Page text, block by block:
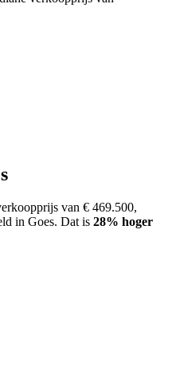
van € 469.500,
in Goes. Dat is 28% hoger